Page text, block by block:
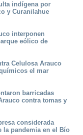
indígena por
y Curanilahue
interponen
eólico de
Celulosa Arauco
el mar
barricadas
contra tomas y
considerada
la pandemia en el Bío